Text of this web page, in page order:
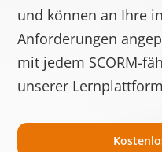
test_cookie
und können an Ihre
Anforderungen
mit jedem SCORM-
unserer